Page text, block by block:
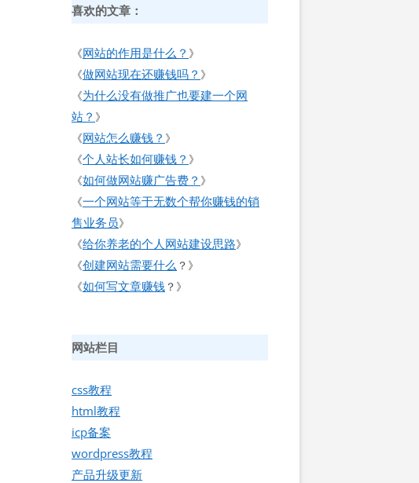
喜欢的文章：
《网站的作用是什么？ 》
《做网站现在还赚钱吗？ 》
《为什么没有做推广也要建一个网
站？ 》
《网站怎么赚钱？ 》
《个人站长如何赚钱？ 》
《如何做网站赚广告费？ 》
《一个网站等于无数个帮你赚钱的销
售业务员》
《给你养老的个人网站建设思路》
《创建网站需要什么 ？》
《如何写文章赚钱 ？》
网站栏目
css教程
html教程
icp备案
wordpress教程
产品升级更新